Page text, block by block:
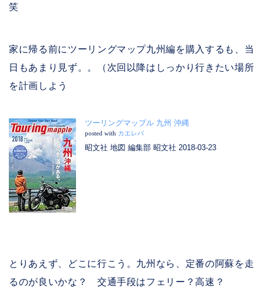
笑
家に帰る前にツーリングマップ九州編を購入するも、当
日もあまり見ず。。（次回以降はしっかり行きたい場所
を計画しよう
ツーリングマップル 九州 沖縄
posted with カエレバ
昭文社 地図 編集部 昭文社 2018-03-23
とりあえず、どこに行こう。九州なら、定番の阿蘇を走
るのが良いかな？ 交通手段はフェリー？高速？